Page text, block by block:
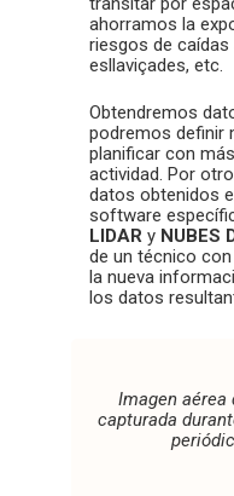
ahorramos la
riesgos de
esllaviçades, etc.
Obtendremos
podremos definir
planificar con
actividad. Por
datos obtenidos
software
LIDAR y NUBES
de un técnico
la nueva
los datos
Imagen aérea
capturada